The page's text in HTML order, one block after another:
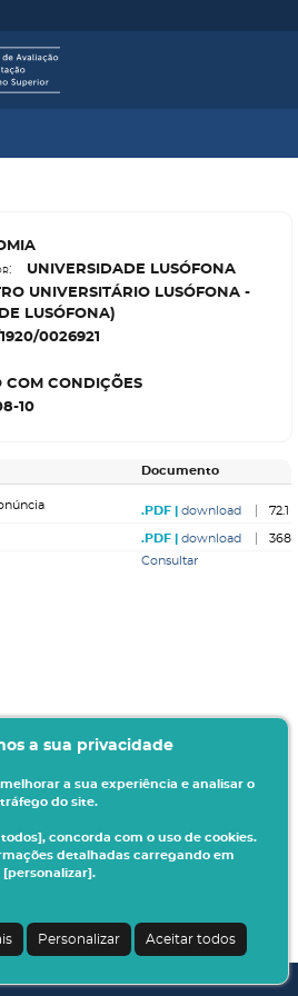
U NIVERSIDADE LUSÓFONA
UNIVERSITÁRIO LUSÓFONA -
LUSÓFONA)
0026921
COM CONDIÇÕES
10
Documento
download
72.1
download
368
Consultar
a sua privacidade
a sua experiência e analisar o
tráfego do site.
concorda com o uso de cookies.
detalhadas carregando em
[personalizar].
Personalizar Aceitar todos